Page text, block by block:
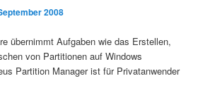
2008
übernimmt Aufgaben wie das Erstellen,
von Partitionen auf Windows
Partition Manager ist für Privatanwender